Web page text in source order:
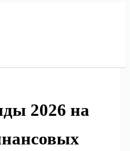
2026 на